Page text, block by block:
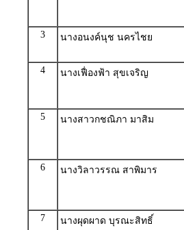
3
นางอนงค์นุช นครไชย
4
นางเฟื่องฟ้า สุขเจริญ
5
นางสาวกชณิภา มาสิม
6
นางวิลาวรรณ สาพิมาร
7
นางผุดผาด บุรณะสิทธิ์